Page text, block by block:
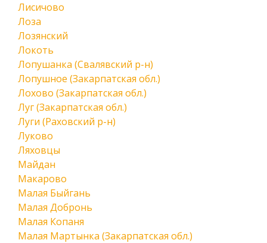
Лисичово
Лоза
Лозянский
Локоть
Лопушанка (Свалявский р-н)
Лопушное (Закарпатская обл.)
Лохово (Закарпатская обл.)
Луг (Закарпатская обл.)
Луги (Раховский р-н)
Луково
Ляховцы
Майдан
Макарово
Малая Быйгань
Малая Добронь
Малая Копаня
Малая Мартынка (Закарпатская обл.)